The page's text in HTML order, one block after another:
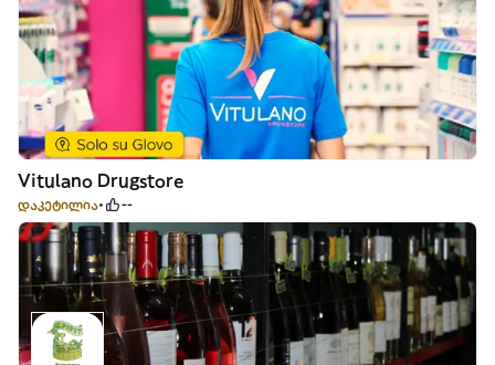
Vitulano Drugstore
დაკეტილია --